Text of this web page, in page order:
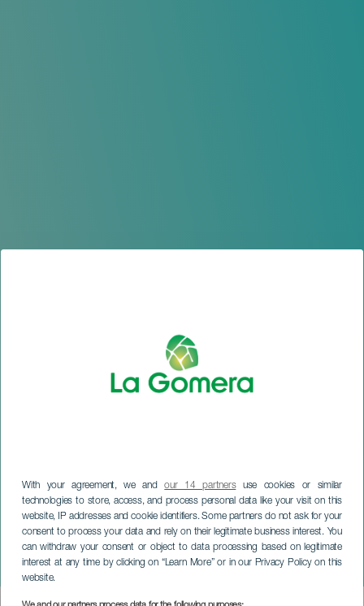
With your agreement, we andour 14 partnersuse cookies or similar
technologies to store, access, and process personal data like your visit on this
website, IP addresses and cookie identifiers. Some partners do not ask for your
consent to process your data and rely on their legitimate business interest. You
can withdraw your consent or object to data processing based on legitimate
interest at any time by clicking on “Learn More” or in our Privacy Policy on this
website.Petite Lorena: Tremenda
LA GOMERA